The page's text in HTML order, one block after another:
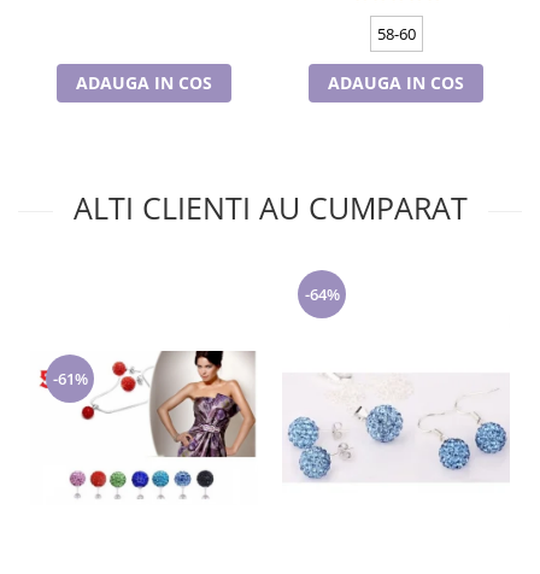
ADAUGA IN COS
58-60
ADAUGA IN COS
ALTI CLIENTI AU CUMPARAT
-61%
-64%